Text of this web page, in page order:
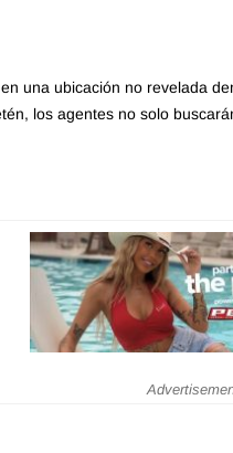
una ubicación no revelada
los agentes no solo